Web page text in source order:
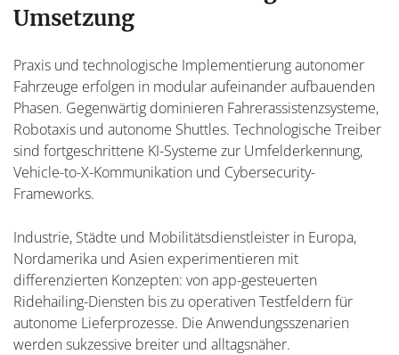
Umsetzung
Praxis und technologische Implementierung autonomer
Fahrzeuge erfolgen in modular aufeinander aufbauenden
Phasen. Gegenwärtig dominieren Fahrerassistenzsysteme,
Robotaxis und autonome Shuttles. Technologische Treiber
sind fortgeschrittene KI-Systeme zur Umfelderkennung,
Vehicle-to-X-Kommunikation und Cybersecurity-
Frameworks.
Industrie, Städte und Mobilitätsdienstleister in Europa,
Nordamerika und Asien experimentieren mit
differenzierten Konzepten: von app-gesteuerten
Ridehailing-Diensten bis zu operativen Testfeldern für
autonome Lieferprozesse. Die Anwendungsszenarien
werden sukzessive breiter und alltagsnäher.